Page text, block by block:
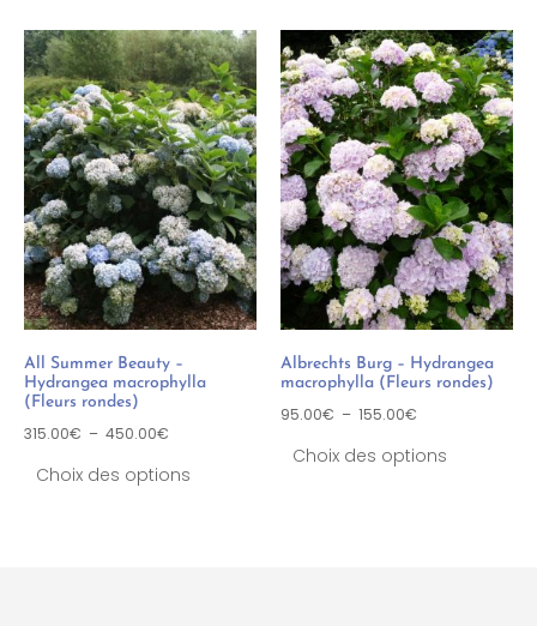
All Summer Beauty –
Hydrangea macrophylla
(Fleurs rondes)
315.00€ – 450.00€
Choix des options
Albrechts Burg – Hydrangea
macrophylla (Fleurs rondes)
95.00€ – 155.00€
Choix des options